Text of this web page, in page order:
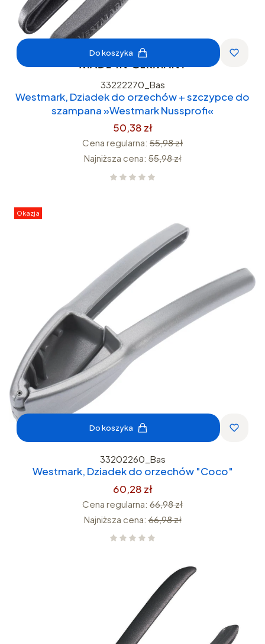
Do koszyka
33222270_Bas
Westmark, Dziadek do orzechów + szczypce do
szampana »Westmark Nussprofi«
50,38 zł
Cena regularna: 55,98 zł
Najniższa cena: 55,98 zł
Okazja
Do koszyka
33202260_Bas
Westmark, Dziadek do orzechów "Coco"
60,28 zł
Cena regularna: 66,98 zł
Najniższa cena: 66,98 zł